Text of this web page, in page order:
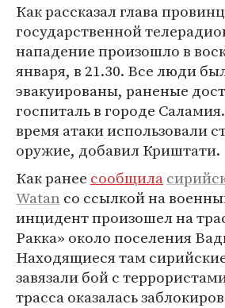
Как рассказал глава
государственной
нападение произошло в
января, в 21.30. Все люди
эвакуированы, раненые
госпиталь в городе
время атаки использовали
оружие, добавил Криштати.
Как ранее сообщила
Watan со ссылкой на
инцидент произошел на
Ракка» около поселения
Находящиеся там
завязали бой с
трасса оказалась